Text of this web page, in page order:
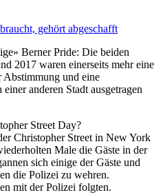
gehört abgeschafft
Berner Pride: Die beiden
2017 waren einerseits mehr eine
Abstimmung und eine
anderen Stadt ausgetragen
Street Day?
Christopher Street in New York
Male die Gäste in der
sich einige der Gäste und
die Polizei zu wehren.
mit der Polizei folgten.